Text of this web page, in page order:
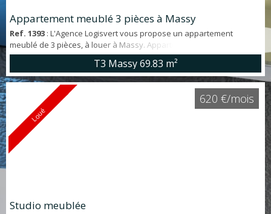
Appartement meublé 3 pièces à Massy
Ref. 1393 : L'Agence Logisvert vous propose un appartement
meublé de 3 pièces, à louer à Massy. Appartement d'environ 70m²
situé au 2ème étage et offrant: entrée, séjour, deux chambres,
cuisine, WC, salle d'eau, dégagement, placards, balcon et cellier.
Une place de parking en sous-sol complète ce bien. Gare RER
Massy–Verrières (RER B et C) située à environ 400 mètres, soit 5 à 7
minutes à pied. Dem...
T3 Massy69.83 m²
Loué
Studio meublée
620 €/mois